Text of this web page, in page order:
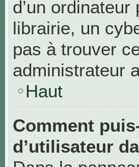
d’un
librairie, un
pas à trouver
administrateur
Haut
Comment
d’utilisateur